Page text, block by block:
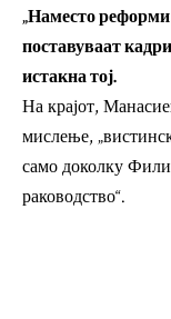
„Наместо
поставуваат
истакна тој.
На крајот,
мислење,
само доколку
раководство“.